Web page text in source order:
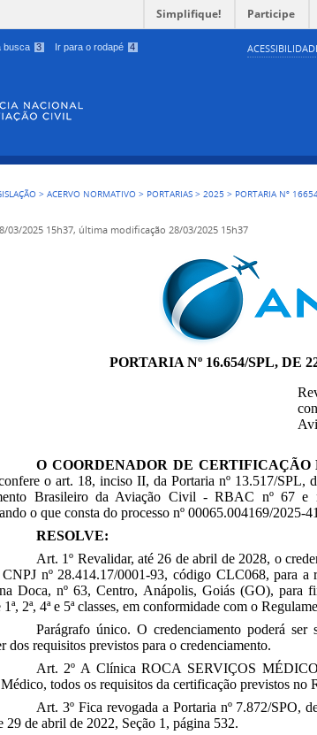
busca 3 Ir para o rodapé 4
Simplifique! Participe
>ACERVO NORMATIVO > PORTARIAS >2025 > PORTARIA Nº
03/2025 15h37, última modificação 28/03/2025 15h37
PORTARIA Nº 16.654/SPL, DE
O COORDENADOR DE
o art. 18, inciso II, da Portaria nº 13.517/SPL,
Brasileiro da Aviação Civil - RBAC nº 67
o que consta do processo nº 00065.004169/2025-
RESOLVE:
Art. 1º Revalidar, até 26 de abril de 2028, o
nº 28.414.17/0001-93, código CLC068, para a
Doca, nº 63, Centro, Anápolis, Goiás (GO), para
2ª, 4ª e 5ª classes, em conformidade com o
Parágrafo único. O credenciamento poderá
dos requisitos previstos para o credenciamento.
Art. 2º A ClínicaROCA SERVIÇOS
todos os requisitos da certificação previstos no
Art. 3º Fica revogada a Portaria nº 7.872/SPO,
29 de abril de 2022, Seção 1, página 532.